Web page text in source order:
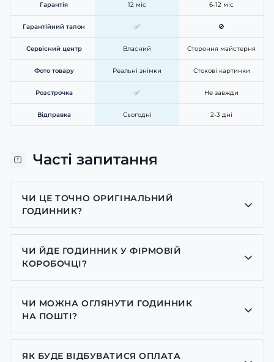
Гарантія 12 міс 6-12 міс
Гарантійний талон ✅ 🚫
Сервісний центр Власний Стороння майстерня
Фото товару Реальні знімки Стокові картинки
Розстрочка ✅ Не завжди
Відправка Сьогодні 2-3 дні
Часті запитання
ЧИ ЦЕ ТОЧНО ОРИГІНАЛЬНИЙ
ГОДИННИК?
Так, усі годинники у нас лише оригінальні, ми є
представником багатьох брендів.
ЧИ ЙДЕ ГОДИННИК У ФІРМОВІЙ
КОРОБОЧЦІ?
Для годинників бренду Casio, Pagani Design,
GUARDO та GOODYEAR додаємо фірмові
коробочки із брендовим надписом. Для бренду
або камуфляжну(в залежності класична модель чи
спортивна) усі інші моделі відправляємо надійно
ЧИ МОЖНА ОГЛЯНУТИ ГОДИННИК
НА ПОШТІ?
Так у нас дозволений огляд годинників на пошті.
ЯК БУДЕ ВІДБУВАТИСЯ ОПЛАТА